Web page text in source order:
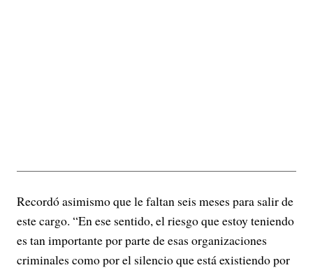
Recordó asimismo que le faltan seis meses para salir de
este cargo. “En ese sentido, el riesgo que estoy teniendo
es tan importante por parte de esas organizaciones
criminales como por el silencio que está existiendo por